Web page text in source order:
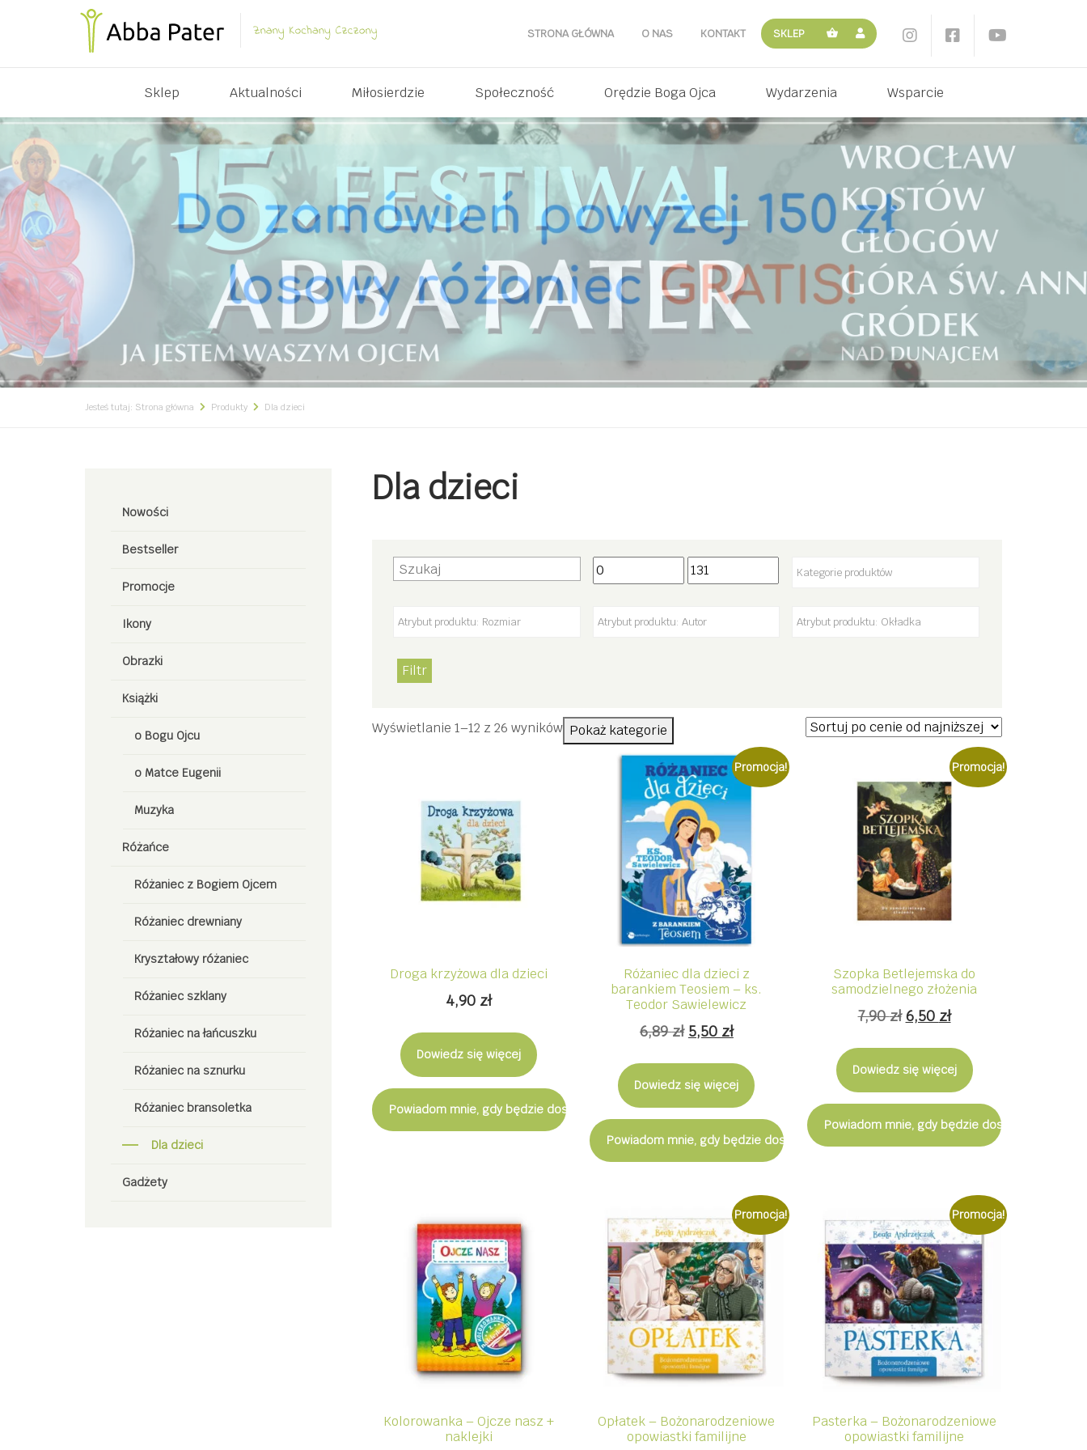
STRONA GŁÓWNA O NAS KONTAKT SKLEP
Sklep Aktualności Miłosierdzie Społeczność Orędzie Boga Ojca Wydarzenia Wsparcie
Jesteś tutaj: Strona główna Produkty Dla dzieci
Nowości
Bestseller
Promocje
Ikony
Obrazki
Książki
o Bogu Ojcu
o Matce Eugenii
Muzyka
Różańce
Różaniec z Bogiem Ojcem
Różaniec drewniany
Kryształowy różaniec
Różaniec szklany
Różaniec na łańcuszku
Różaniec na sznurku
Różaniec bransoletka
Dla dzieci
Gadżety
Dla dzieci
Filtr
Wyświetlanie 1–12 z 26 wynikówPosortowane
według
Pokaż kategorie
Droga krzyżowa dla dzieci
4,90 zł
Dowiedz się więcej
Powiadom mnie, gdy będzie dostępny
Promocja!
Różaniec dla dzieci z
barankiem Teosiem – ks.
Teodor Sawielewicz
6,89zł Pierwotna
wynosiła:
6,89 zł.
5,50 złAktualna
wynosi:
5,50 zł.
Dowiedz się więcej
Powiadom mnie, gdy będzie dostępny
Promocja!
Szopka Betlejemska do
samodzielnego złożenia
7,90zł Pierwotna
wynosiła:
7,90 zł.
6,50 złAktualna
wynosi:
6,50 zł.
Dowiedz się więcej
Powiadom mnie, gdy będzie dostępny
Kolorowanka – Ojcze nasz +
naklejki
Promocja!
Opłatek – Bożonarodzeniowe
opowiastki familijne
Promocja!
Pasterka – Bożonarodzeniowe
opowiastki familijne